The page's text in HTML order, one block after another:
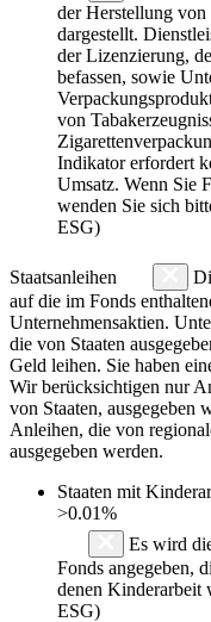
der Herstellung von
dargestellt.
der Lizenzierung,
befassen, sowie
von
Indikator erfordert
Umsatz. Wenn Sie
wenden Sie sich
ESG)
Staatsanleihen
auf die im Fonds
Unternehmensaktien.
die von Staaten
Geld leihen. Sie haben
Wir berücksichtigen nur
von Staaten, ausgegeben
Anleihen, die von
ausgegeben werden.
Staaten mit
>0.01%
Es wird
Fonds angegeben,
denen Kinderarbeit
ESG)